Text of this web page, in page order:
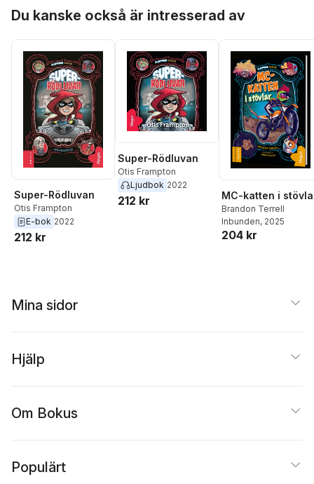
Du kanske också är intresserad av
Super-Rödluvan
Otis Frampton
E-bok 2022
212 kr
Super-Rödluvan
Otis Frampton
Ljudbok 2022
212 kr MC-katten i
Brandon Terrell
Inbunden, 2025
204 kr
Mina sidor
Hjälp
Om Bokus
Populärt